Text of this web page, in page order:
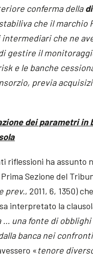
conferma della
che il
che ne
gestire il
e le banche
previa
dei parametri in
riflessioni ha assunto
Sezione del
prev., 2011, 6, 1350)
interpretato la
… una fonte di
banca nei
«tenore